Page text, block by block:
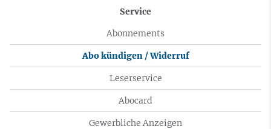
Service
Abonnements
Abo kündigen / Widerruf
Leserservice
Abocard
Gewerbliche Anzeigen